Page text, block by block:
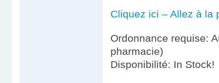
Cliquez ici – Allez à la
Ordonnance requise:
pharmacie)
Disponibilité: In Stock!